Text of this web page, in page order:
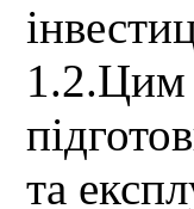
1.2.Цим
та